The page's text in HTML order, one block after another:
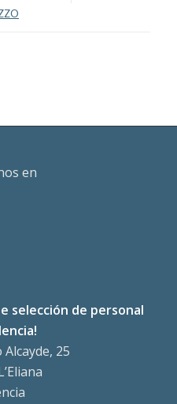
en
selección de personal
Alcayde, 25